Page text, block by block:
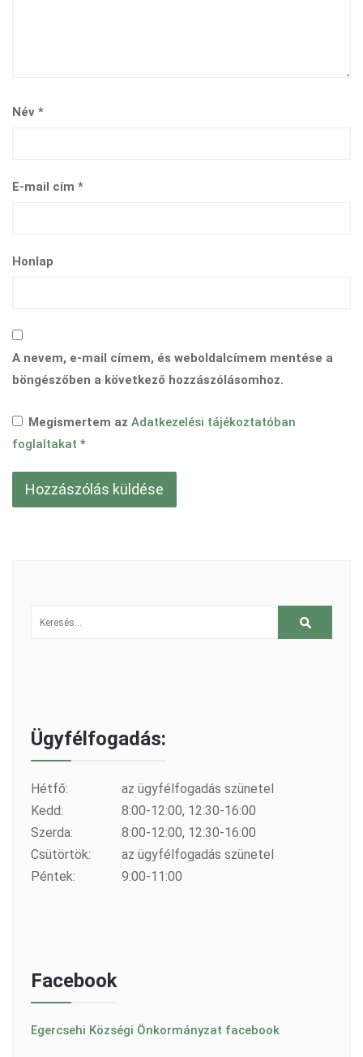
Név *
E-mail cím *
Honlap
A nevem, e-mail címem, és weboldalcímem mentése a
böngészőben a következő hozzászólásomhoz.
Megismertem az Adatkezelési tájékoztatóban
foglaltakat *
Ügyfélfogadás:
Hétfő:
az ügyfélfogadás szünetel
Kedd:
8:00-12:00, 12:30-16:00
Szerda:
8:00-12:00, 12:30-16:00
Csütörtök:
az ügyfélfogadás szünetel
Péntek:
9:00-11:00
Facebook
Egercsehi Községi Önkormányzat facebook